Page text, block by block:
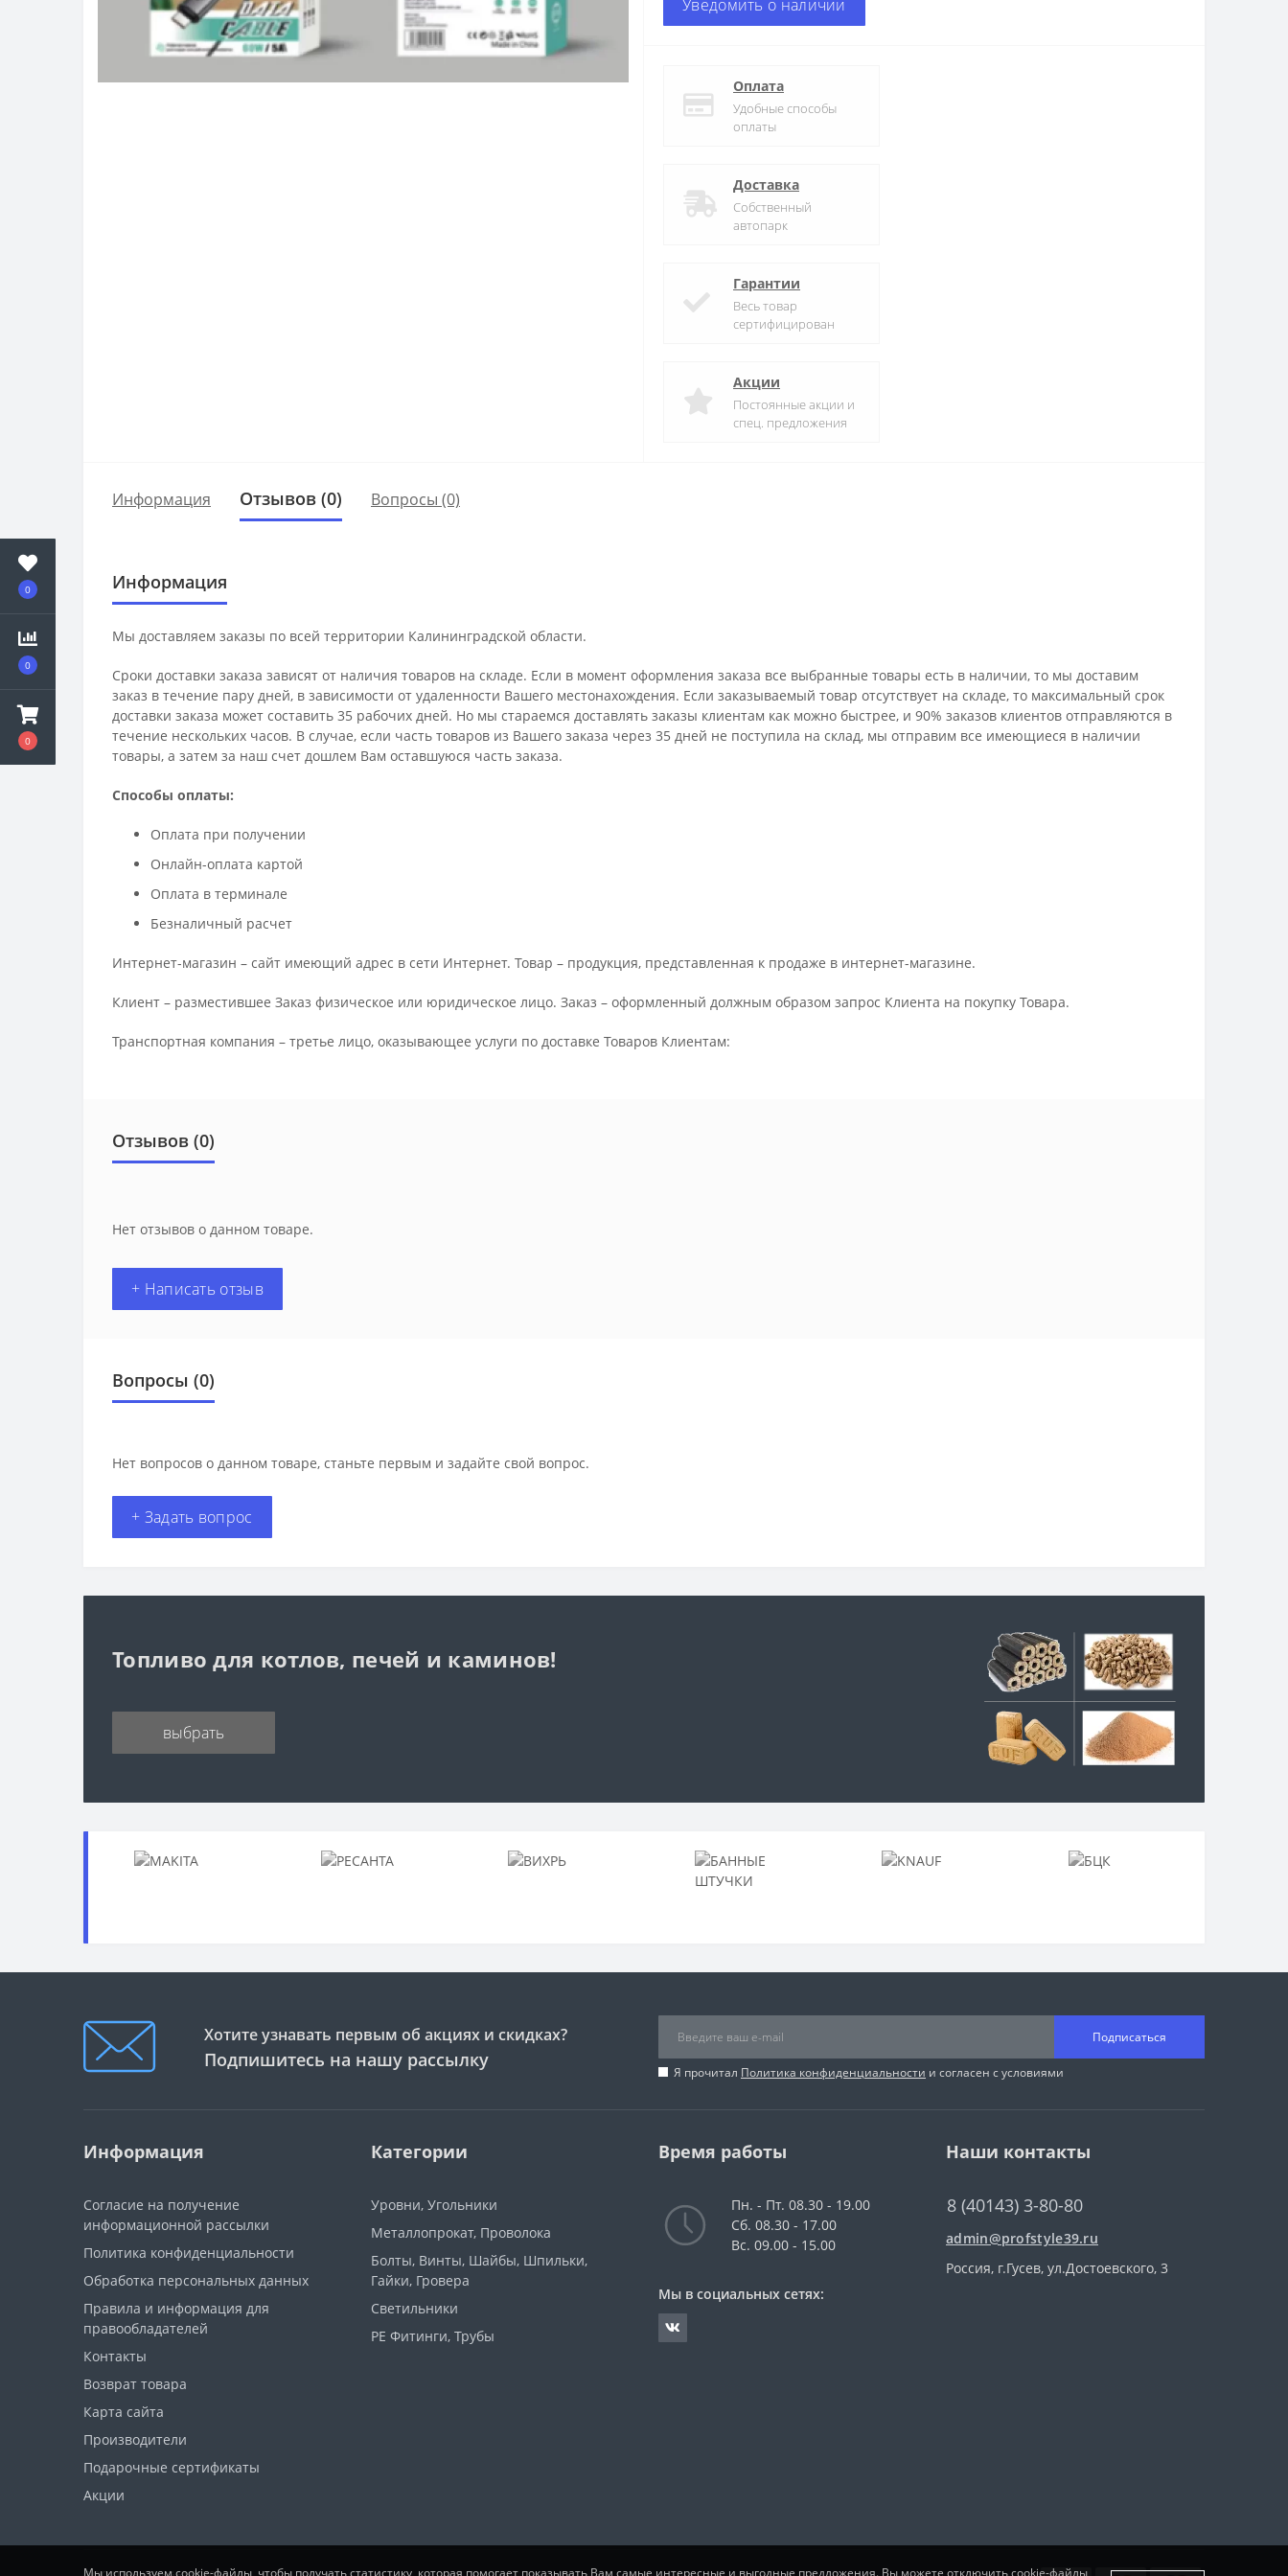
0
0
0
Уведомить о наличии
Оплата
Удобные способы
оплаты
Доставка
Собственный
автопарк
Гарантии
Весь товар
сертифицирован
Акции
Постоянные акции и
спец. предложения
Информация Отзывов (0) Вопросы (0)
Информация
Мы доставляем заказы по всей территории Калининградской области.
Сроки доставки заказа зависят от наличия товаров на складе. Если в момент оформления заказа все выбранные товары есть в наличии, то мы доставим
заказ в течение пару дней, в зависимости от удаленности Вашего местонахождения. Если заказываемый товар отсутствует на складе, то максимальный срок
доставки заказа может составить 35 рабочих дней. Но мы стараемся доставлять заказы клиентам как можно быстрее, и 90% заказов клиентов отправляются в
течение нескольких часов. В случае, если часть товаров из Вашего заказа через 35 дней не поступила на склад, мы отправим все имеющиеся в наличии
товары, а затем за наш счет дошлем Вам оставшуюся часть заказа.
Способы оплаты:
Оплата при получении
Онлайн-оплата картой
Оплата в терминале
Безналичный расчет
Интернет-магазин – сайт имеющий адрес в сети Интернет. Товар – продукция, представленная к продаже в интернет-магазине.
Клиент – разместившее Заказ физическое или юридическое лицо. Заказ – оформленный должным образом запрос Клиента на покупку Товара.
Транспортная компания – третье лицо, оказывающее услуги по доставке Товаров Клиентам:
Отзывов (0)
Нет отзывов о данном товаре.
+ Написать отзыв
Вопросы (0)
Нет вопросов о данном товаре, станьте первым и задайте свой вопрос.
+ Задать вопрос
Топливо для котлов, печей и каминов!
выбрать
Хотите узнавать первым об акциях и скидках?
Подпишитесь на нашу рассылку
Подписаться
Я прочитал Политика конфиденциальности и согласен с условиями
Информация
Согласие на получение
информационной рассылки
Политика конфиденциальности
Обработка персональных данных
Правила и информация для
правообладателей
Контакты
Возврат товара
Карта сайта
Производители
Подарочные сертификаты
Акции
Категории
Уровни, Угольники
Металлопрокат, Проволока
Болты, Винты, Шайбы, Шпильки,
Гайки, Гровера
Светильники
PE Фитинги, Трубы
Время работы
Пн. - Пт. 08.30 - 19.00
Сб. 08.30 - 17.00
Вс. 09.00 - 15.00
Мы в социальных сетях:
Наши контакты
8 (40143) 3-80-80
admin@profstyle39.ru
Россия, г.Гусев, ул.Достоевского, 3
Мы используем cookie-файлы, чтобы получать статистику, которая помогает показывать Вам самые интересные и выгодные предложения. Вы можете отключить cookie-файлы